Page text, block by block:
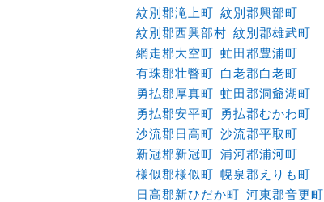
紋別郡滝上町 紋別郡興部町
紋別郡西興部村 紋別郡雄武町
網走郡大空町 虻田郡豊浦町
有珠郡壮瞥町 白老郡白老町
勇払郡厚真町 虻田郡洞爺湖町
勇払郡安平町
勇払郡むかわ町
沙流郡日高町 沙流郡平取町
新冠郡新冠町 浦河郡浦河町
様似郡様似町 幌泉郡えりも町
日高郡新ひだか町 河東郡音更町